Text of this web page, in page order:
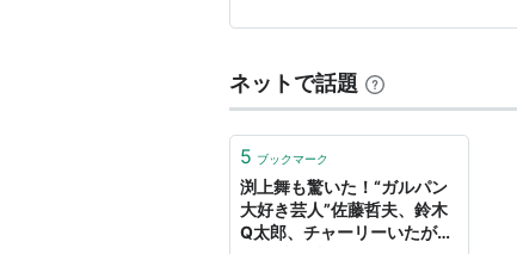
ネットで話題
5 ブックマーク
渕上舞も驚いた！“ガルパン
大好き芸人”佐藤哲夫、鈴木
Q太郎、チャーリーいたがき